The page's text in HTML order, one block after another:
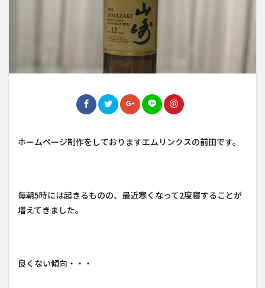
ホームページ制作をしておりますエムリンクスの前田です。
毎朝5時には起きるものの、最近寒くなって2度寝することが
増えてきました。
良くない傾向・・・